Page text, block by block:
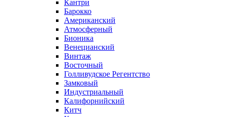
Кантри
Барокко
Американский
Атмосферный
Бионика
Венецианский
Винтаж
Восточный
Голливудское Регентство
Замковый
Индустриальный
Калифорнийский
Китч